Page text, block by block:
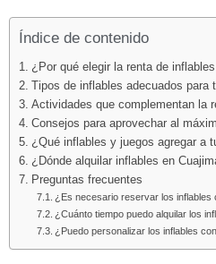
Índice de contenido
¿Por qué elegir la renta de
Tipos de inflables adecuados para
Actividades que complementan la
Consejos para aprovechar al
¿Qué inflables y juegos agregar a
¿Dónde alquilar inflables en
Preguntas frecuentes
¿Es necesario reservar los inflables
¿Cuánto tiempo puedo alquilar los
¿Puedo personalizar los inflables